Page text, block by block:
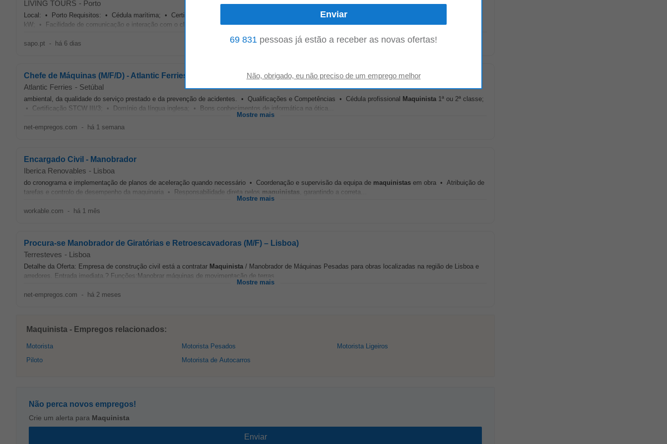
LIVING TOURS - Porto
Local: • Porto Requisitos: • Cédula marítima; • Certificação para condução de embarcações com máquinas propulsoras de potência igual ou inferior a 350
kW; • Facilidade de comunicação e interação com o cliente; • Sentido de Responsabilidade; • Autonomia e...
sapo.pt - há 6 dias
Chefe de Máquinas (M/F/D) - Atlantic Ferries
Atlantic Ferries - Setúbal
ambiental, da qualidade do serviço prestado e da prevenção de acidentes. • Qualificações e Competências • Cédula profissional Maquinista 1ª ou 2ª classe;
• Certificação STCW III/3; • Domínio da língua inglesa; • Bons conhecimentos de informática na ótica...
Mostre mais
net-empregos.com - há 1 semana
Encargado Civil - Manobrador
Iberica Renovables - Lisboa
do cronograma e implementação de planos de aceleração quando necessário • Coordenação e supervisão da equipa de maquinistas em obra • Atribuição de
tarefas e controlo de desempenho da maquinaria • Responsabilidade direta pelos maquinistas , garantindo a correta...
Mostre mais
workable.com - há 1 mês
Procura-se Manobrador de Giratórias e Retroescavadoras (M/F) – Lisboa)
Terresteves - Lisboa
Detalhe da Oferta: Empresa de construção civil está a contratar Maquinista / Manobrador de Máquinas Pesadas para obras localizadas na região de Lisboa e
arredores. Entrada imediata.? Funções:Manobrar máquinas de movimentação de terras...
Mostre mais
net-empregos.com - há 2 meses
Maquinista - Empregos relacionados:
Motorista
Piloto
Motorista Pesados
Motorista de Autocarros
Motorista Ligeiros
Não perca novos empregos!
Crie um alerta para Maquinista
69 831 pessoas já estão a receber as novas ofertas!